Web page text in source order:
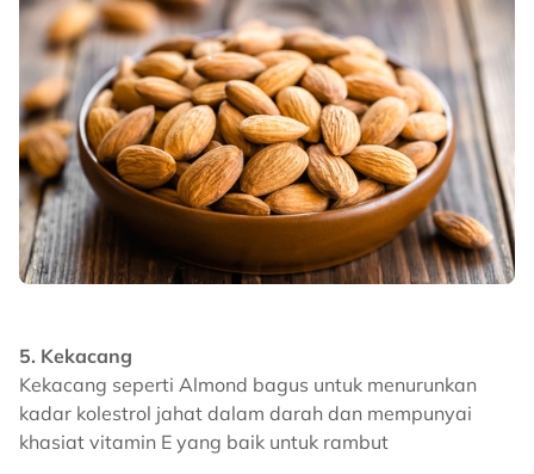
5. Kekacang
Kekacang seperti Almond bagus untuk menurunkan
kadar kolestrol jahat dalam darah dan mempunyai
khasiat vitamin E yang baik untuk rambut